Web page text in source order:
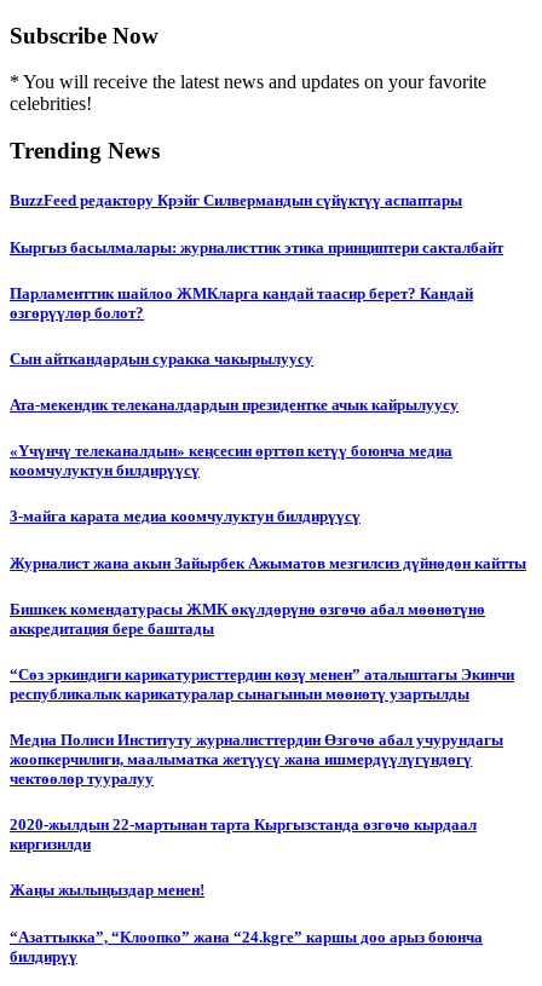
Subscribe Now
* You will receive the latest news and updates on your favorite
celebrities!
Trending News
BuzzFeed редактору Крэйг Силвермандын сүйүктүү аспаптары
Кыргыз басылмалары: журналисттик этика принциптери сакталбайт
Парламенттик шайлоо ЖМКларга кандай таасир берет? Кандай
өзгөрүүлөр болот?
Сын айткандардын суракка чакырылуусу
Ата-мекендик телеканалдардын президентке ачык кайрылуусу
«Үчүнчү телеканалдын» кеңсесин өрттөп кетүү боюнча медиа
коомчулуктун билдирүүсү
3-майга карата медиа коомчулуктун билдирүүсү
Журналист жана акын Зайырбек Ажыматов мезгилсиз дүйнөдөн кайтты
Бишкек комендатурасы ЖМК өкүлдөрүнө өзгөчө абал мөөнөтүнө
аккредитация бере баштады
“Сөз эркиндиги карикатуристтердин көзү менен” аталыштагы Экинчи
республикалык карикатуралар сынагынын мөөнөтү узартылды
Медиа Полиси Институту журналисттердин Өзгөчө абал учурундагы
жоопкерчилиги, маалыматка жетүүсү жана ишмердүүлүгүндөгү
чектөөлөр тууралуу
2020-жылдын 22-мартынан тарта Кыргызстанда өзгөчө кырдаал
киргизилди
Жаңы жылыңыздар менен!
“Азаттыкка”, “Клоопко” жана “24.kgге” каршы доо арыз боюнча
билдирүү